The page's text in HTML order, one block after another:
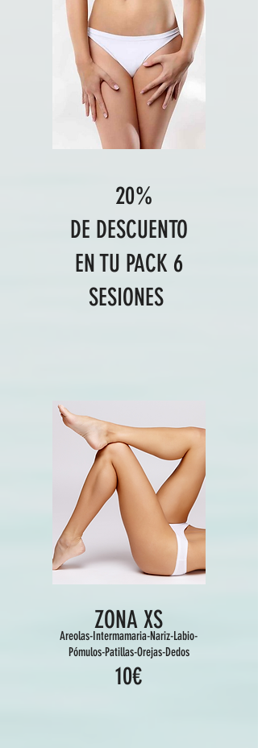
20%
DE DESCUENTO
EN TU PACK 6
SESIONES
ZONA XS
Areolas-Intermamaria-Nariz-Labio-
Pómulos-Patillas-Orejas-Dedos
10€